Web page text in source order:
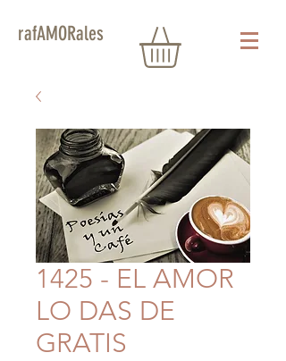
rafAMORales
1425 - EL AMOR
LO DAS DE
GRATIS